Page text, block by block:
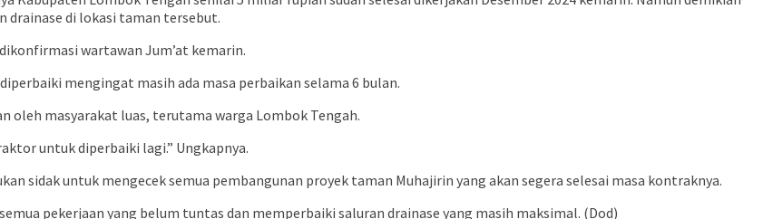
drainase di lokasi taman tersebut.
wartawan Jum’at kemarin.
mengingat masih ada masa perbaikan selama 6 bulan.
masyarakat luas, terutama warga Lombok Tengah.
untuk diperbaiki lagi.” Ungkapnya.
sidak untuk mengecek semua pembangunan proyek taman Muhajirin yang akan segera selesai masa kontraknya.
pekerjaan yang belum tuntas dan memperbaiki saluran drainase yang masih maksimal. (Dod)